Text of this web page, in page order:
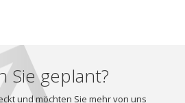
Sie geplant?
und möchten Sie mehr von uns